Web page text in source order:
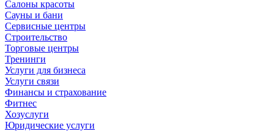
Салоны красоты
Сауны и бани
Сервисные центры
Строительство
Торговые центры
Тренинги
Услуги для бизнеса
Услуги связи
Финансы и страхование
Фитнес
Хозуслуги
Юридические услуги